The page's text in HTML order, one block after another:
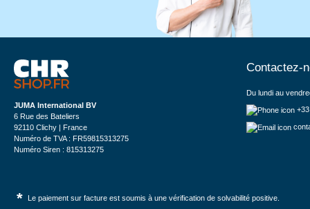
JUMA International BV
6 Rue des Bateliers
92110 Clichy | France
Numéro de TVA : FR59815313275
Numéro Siren : 815313275
Contactez-
Du lundi au
* Le paiement sur facture est soumis à une vérification de solvabilité positive.